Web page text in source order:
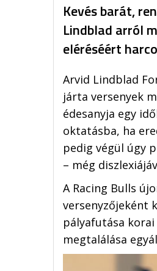
Kevés barát,
Lindblad arról
eléréséért
Arvid Lindblad
járta versenyek
édesanyja egy
oktatásba, ha
pedig végül úgy
– még
A Racing Bulls
versenyzőjeként
pályafutása korai
megtalálása